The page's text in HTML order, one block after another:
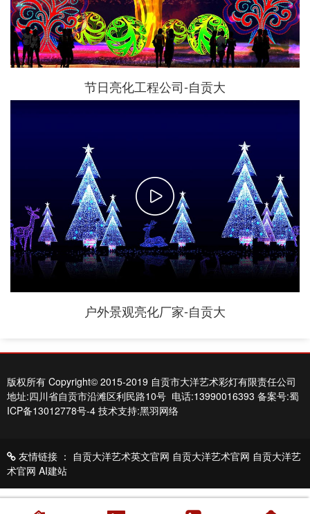
节日亮化工程公司-自贡大
户外景观亮化厂家-自贡大
版权所有 Copyright© 2015-2019 自贡市大洋艺术彩灯有限责任公司
地址:四川省自贡市沿滩区利民路10号 电话:13990016393 备案号:蜀
ICP备13012778号-4 技术支持:黑羽网络
友情链接 ： 自贡大洋艺术英文官网 自贡大洋艺术官网 自贡大洋艺
术官网 AI建站
